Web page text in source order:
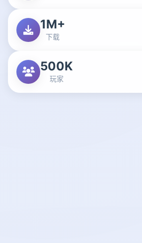
1M+
下载
500K
玩家